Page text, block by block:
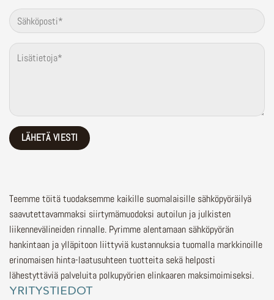
Teemme töitä tuodaksemme kaikille suomalaisille sähköpyöräilyä
saavutettavammaksi siirtymämuodoksi autoilun ja julkisten
liikennevälineiden rinnalle. Pyrimme alentamaan sähköpyörän
hankintaan ja ylläpitoon liittyviä kustannuksia tuomalla markkinoille
erinomaisen hinta-laatusuhteen tuotteita sekä helposti
lähestyttäviä palveluita polkupyörien elinkaaren maksimoimiseksi.
YRITYSTIEDOT